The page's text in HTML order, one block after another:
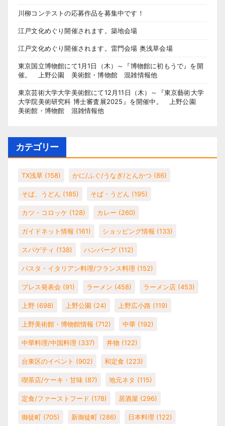
川柳コンテストの応募作品を募集中です！
江戸文化めぐり開催されます。築地会場
江戸文化めぐり開催されます。雷門会場 奥浅草会場
東京国立博物館にて1月1日（木）～『博物館に初もうで』を開
催。 上野公園 美術館・博物館 混雑情報他
東京芸術大学大学美術館にて12月11日（木）～『東京藝術大学
大学院美術研究科 博士審査展2025』を開催中。 上野公園
美術館・博物館 混雑情報他
カテゴリー
TX浅草 (158) かに/ふぐ/うなぎ/とんかつ (86)
そば、うどん (185) そば・うどん (195)
カツ・コロッケ (128) カレー (260)
ガイドネット情報 (161) ショッピング情報 (133)
スパゲティ (138) ハンバーグ (112)
パスタ・イタリアン料理/フランス料理 (152)
プレス発表会 (91) ラーメン (458) ラーメン店 (453)
上野 (698) 上野公園 (24) 上野広小路 (119)
上野美術館・博物館情報 (712) 中華 (192)
中華料理/中国料理 (337) 丼物 (122)
台東区のイベント (902) 和定食 (223)
喫茶店/ケーキ・甘味 (87) 地元ネタ (115)
定食/ファーストフード (178) 居酒屋 (296)
御徒町 (705) 新御徒町 (286) 日本料理 (122)